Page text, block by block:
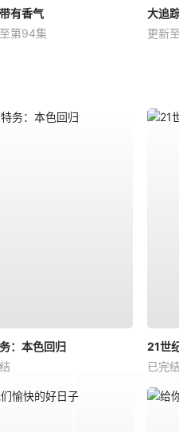
有香气
第94集
更新
：本色回归
21世
已完结